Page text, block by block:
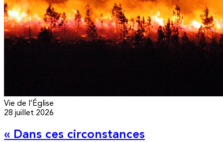
Vie de l’Église
28 juillet 2026
« Dans ces circonstances